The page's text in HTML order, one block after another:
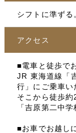
シフトに準ずる
アクセス
■電車と徒歩で
JR 東海道線「
行」にご乗車い
そこから徒歩約
「吉原第二中
■お車でお越し